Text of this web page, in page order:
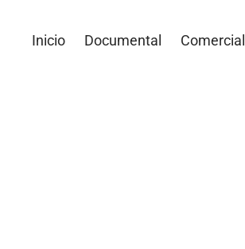
Inicio Documental Comercial